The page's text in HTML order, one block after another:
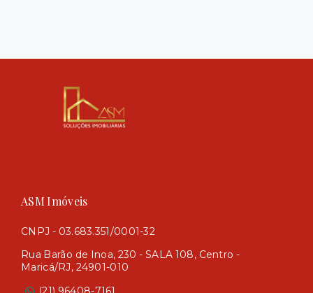
ASM Imóveis
CNPJ - 03.683.351/0001-32
Rua Barão de Inoa, 230 - SALA 108, Centro -
Maricá/RJ, 24901-010